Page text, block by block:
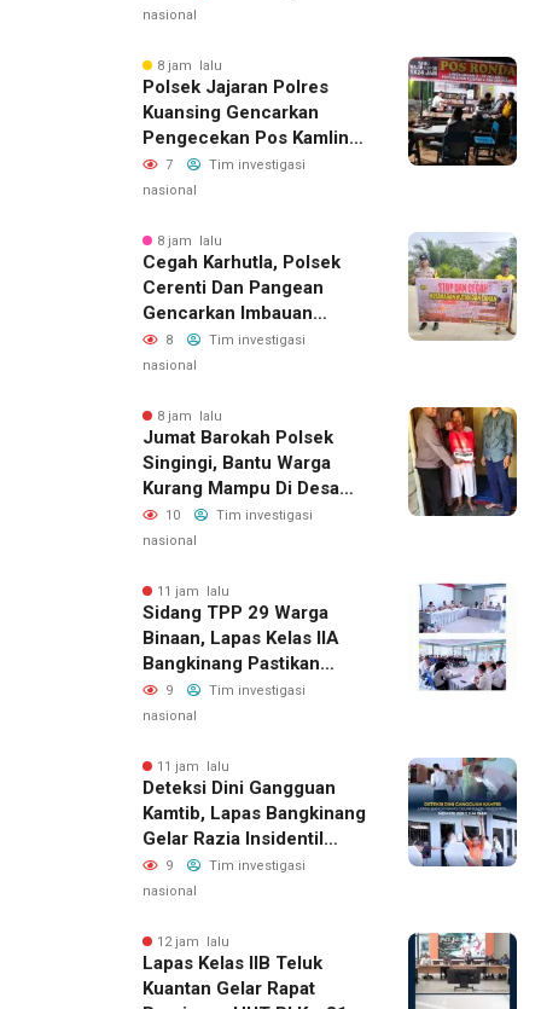
nasional
8 jam lalu
Polsek Jajaran Polres
Kuansing Gencarkan
Pengecekan Pos Kamling,
Kapolres Ajak Warga Aktif
Jaga Keamanan
7
Tim investigasi
nasional
8 jam lalu
Cegah Karhutla, Polsek
Cerenti Dan Pangean
Gencarkan Imbauan
Kepada Masyarakat
8
Tim investigasi
nasional
8 jam lalu
Jumat Barokah Polsek
Singingi, Bantu Warga
Kurang Mampu Di Desa
Sungai Kuning
10
Tim investigasi
nasional
11 jam lalu
Sidang TPP 29 Warga
Binaan, Lapas Kelas IIA
Bangkinang Pastikan
Layanan Integrasi Gratis
Dan Transparan
9
Tim investigasi
nasional
11 jam lalu
Deteksi Dini Gangguan
Kamtib, Lapas Bangkinang
Gelar Razia Insidentil
Menuju Zero Halinar
9
Tim investigasi
nasional
12 jam lalu
Lapas Kelas IIB Teluk
Kuantan Gelar Rapat